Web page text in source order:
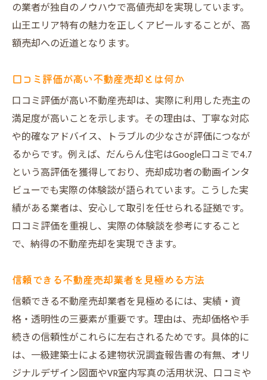
大阪市の不動産買取サービス活用術
だんらん住宅で笑顔あふれる不動産売却体験を
実現
不動産売却の満足度を左右する対応力とは
売主インタビューで分かる安心の実績
口コミで高評価の不動産売却サービスの理
由
山王エリアで喜ばれる売却サポート例
だんらん住宅の不動産売却で得られる安心
感
売却後のサポート体制が評価される理由
中古マンションや土地売却も山王エリアで納得
の結果へ
秘訣
山王エリアの土地売却で後悔しないポイン
ト
不動産売却のプロが教える成功のコツ
大阪市の不動産買取サービスも要チェック
の業者が独自のノウハウで高値売却を実現しています。
山王エリア特有の魅力を正しくアピールすることが、高
額売却への近道となります。
口コミ評価が高い不動産売却とは何か
口コミ評価が高い不動産売却は、実際に利用した売主の
満足度が高いことを示します。その理由は、丁寧な対応
や的確なアドバイス、トラブルの少なさが評価につなが
るからです。例えば、だんらん住宅はGoogle口コミで4.7
という高評価を獲得しており、売却成功者の動画インタ
ビューでも実際の体験談が語られています。こうした実
績がある業者は、安心して取引を任せられる証拠です。
口コミ評価を重視し、実際の体験談を参考にすること
で、納得の不動産売却を実現できます。
信頼できる不動産売却業者を見極める方法
信頼できる不動産売却業者を見極めるには、実績・資
格・透明性の三要素が重要です。理由は、売却価格や手
続きの信頼性がこれらに左右されるためです。具体的に
は、一級建築士による建物状況調査報告書の有無、オリ
ジナルデザイン図面やVR室内写真の活用状況、口コミや